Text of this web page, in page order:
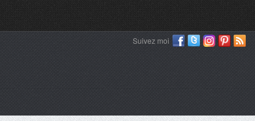
Suivez moi